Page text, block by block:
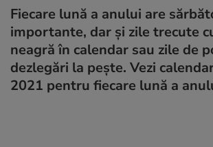
Fiecare lună a anului are
importante, dar și zile trecute
neagră în calendar sau zile de
dezlegări la pește. Vezi
2021 pentru fiecare lună a